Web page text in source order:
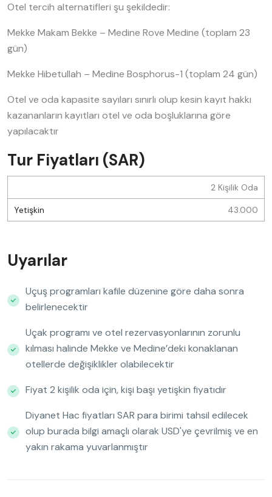
Otel tercih alternatifleri şu şekildedir:
Mekke Makam Bekke – Medine Rove Medine (toplam 23
gün)
Mekke Hibetullah – Medine Bosphorus-1 (toplam 24 gün)
Otel ve oda kapasite sayıları sınırlı olup kesin kayıt hakkı
kazananların kayıtları otel ve oda boşluklarına göre
yapılacaktır
Tur Fiyatları (SAR)
2 Kişilik Oda
43.000
Uyarılar
Uçuş programları kafile düzenine göre daha sonra
belirlenecektir
Uçak programı ve otel rezervasyonlarının zorunlu
kılması halinde Mekke ve Medine’deki konaklanan
otellerde değişiklikler olabilecektir
Fiyat 2 kişilik oda için, kişi başı yetişkin fiyatıdır
Diyanet Hac fiyatları SAR para birimi tahsil edilecek
olup burada bilgi amaçlı olarak USD'ye çevrilmiş ve en
yakın rakama yuvarlanmıştır